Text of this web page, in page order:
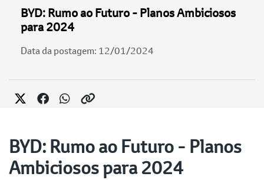
BYD: Rumo ao Futuro - Planos Ambiciosos
para 2024
Data da postagem: 12/01/2024
BYD: Rumo ao Futuro - Planos
Ambiciosos para 2024